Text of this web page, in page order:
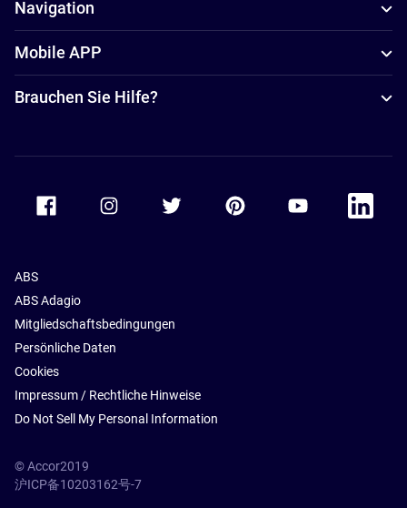
Navigation
Mobile APP
Brauchen Sie Hilfe?
Accor Facebook Accor TwitterAccor PinterestAccor Youtube
Accor
ABS
ABS Adagio
Mitgliedschaftsbedingungen
Persönliche Daten
Cookies
Impressum / Rechtliche Hinweise
Do Not Sell My Personal Information
© Accor2019
沪ICP备10203162号-7